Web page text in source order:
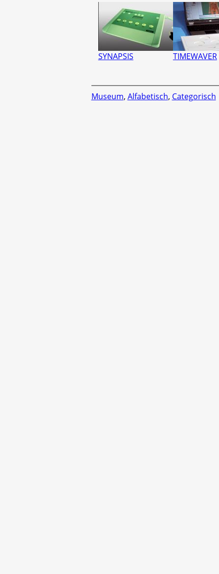
SYNAPSIS TIMEWAVER
Museum, Alfabetisch, Categorisch